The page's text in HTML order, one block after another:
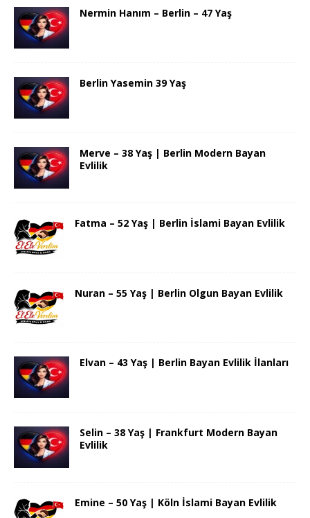
Nermin Hanım – Berlin – 47 Yaş
Berlin Yasemin 39 Yaş
Merve – 38 Yaş | Berlin Modern Bayan
Evlilik
Fatma – 52 Yaş | Berlin İslami Bayan Evlilik
Nuran – 55 Yaş | Berlin Olgun Bayan Evlilik
Elvan – 43 Yaş | Berlin Bayan Evlilik İlanları
Selin – 38 Yaş | Frankfurt Modern Bayan
Evlilik
Emine – 50 Yaş | Köln İslami Bayan Evlilik